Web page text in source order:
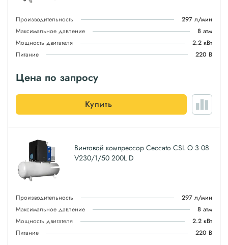
Производительность
297 л/мин
Максимальное давление
8 атм
Мощность двигателя
2.2 кВт
Питание
220 В
Цена по запросу
Купить
Винтовой компрессор Ceccato CSL O 3 08
V230/1/50 200L D
Производительность
297 л/мин
Максимальное давление
8 атм
Мощность двигателя
2.2 кВт
Питание
220 В